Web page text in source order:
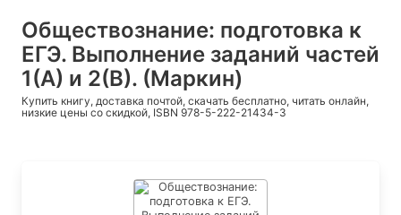
Обществознание: подготовка к
ЕГЭ. Выполнение заданий частей
1(А) и 2(В). (Маркин)
Купить книгу, доставка почтой, скачать бесплатно, читать онлайн,
низкие цены со скидкой, ISBN 978-5-222-21434-3